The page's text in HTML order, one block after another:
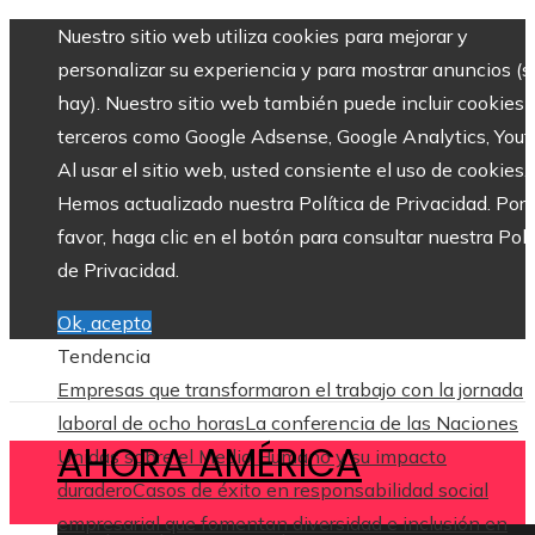
Nuestro sitio web utiliza cookies para mejorar y
personalizar su experiencia y para mostrar anuncios
hay). Nuestro sitio web también puede incluir cookies
terceros como Google Adsense, Google Analytics,
Al usar el sitio web, usted consiente el uso de cookies.
Hemos actualizado nuestra Política de Privacidad. Por
favor, haga clic en el botón para consultar nuestra
de Privacidad.
Ok, acepto
Tendencia
Empresas que transformaron el trabajo con la jornada
laboral de ocho horasLa conferencia de las Naciones
Unidas sobre el Medio Humano y su impacto
duraderoCasos de éxito en responsabilidad social
empresarial que fomentan diversidad e inclusión en
AHORA AMÉRICA